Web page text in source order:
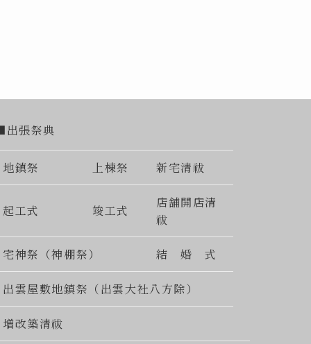
張祭典
地鎮祭 上棟祭 新宅清祓
起工式 竣工式
店舗開店清
祓
宅神祭（神棚祭） 結 婚 式
出雲屋敷地鎮祭（出雲大社八方除）
増改築清祓